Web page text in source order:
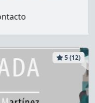
5 (12)